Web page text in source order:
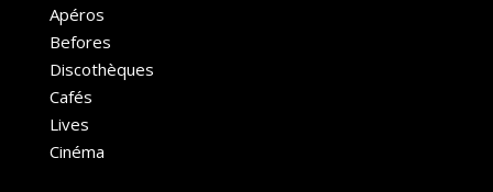
Apéros
Befores
Discothèques
Cafés
Lives
Cinéma